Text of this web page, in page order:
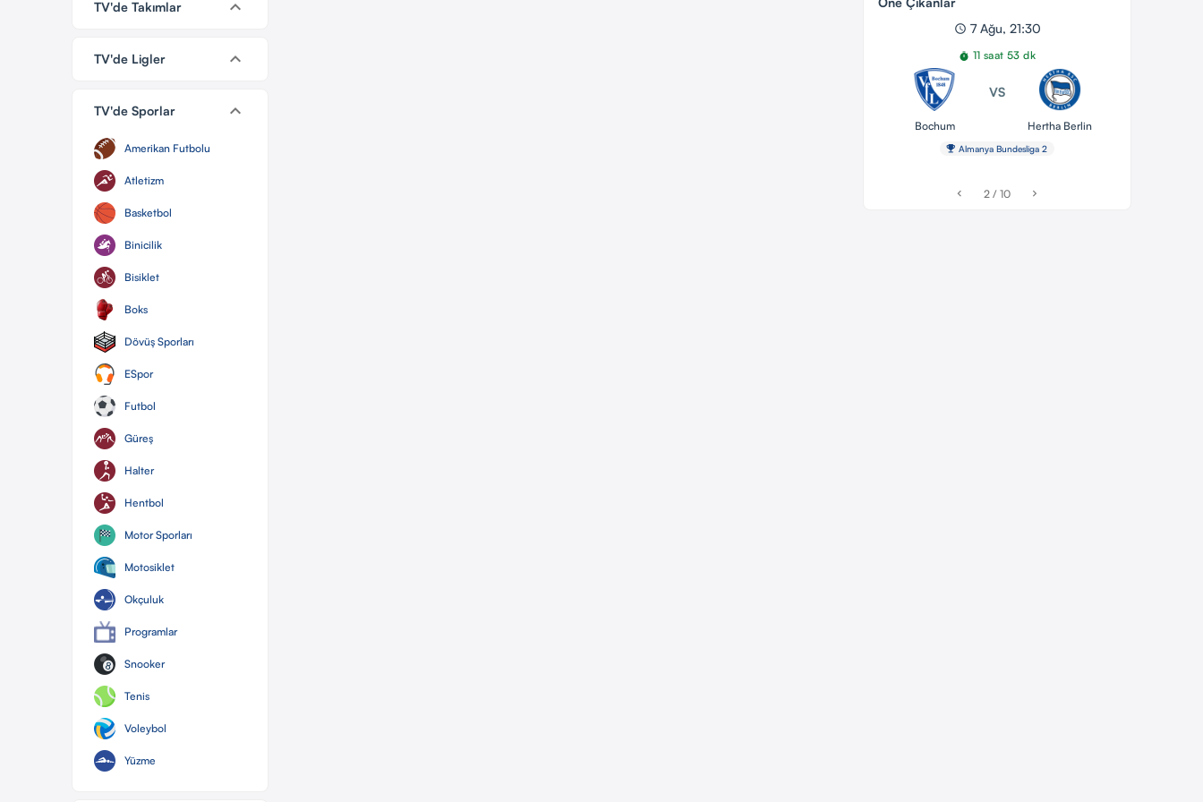
TV'de Takımlar keyboard_arrow_down
TV'de Ligler keyboard_arrow_down
TV'de Sporlar keyboard_arrow_down
Amerikan Futbolu
Atletizm
Basketbol
Binicilik
Bisiklet
Boks
Dövüş Sporları
ESpor
Futbol
Güreş
Halter
Hentbol
Motor Sporları
Motosiklet
Okçuluk
Programlar
Snooker
Tenis
Voleybol
Yüzme
schedule 7 Ağu, 21:30
timer 11 saat 53 dk
Bochum
VS
Hertha Berlin
emoji_events Almanya Bundesliga 2
chevron_left 2 / 10 chevron_right